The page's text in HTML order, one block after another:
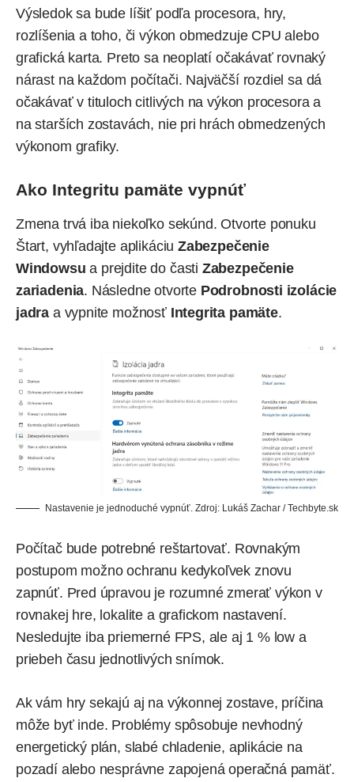
Výsledok sa bude líšiť podľa procesora, hry,
rozlíšenia a toho, či výkon obmedzuje CPU alebo
grafická karta. Preto sa neoplatí očakávať rovnaký
nárast na každom počítači. Najväčší rozdiel sa dá
očakávať v tituloch citlivých na výkon procesora a
na starších zostavách, nie pri hrách obmedzených
výkonom grafiky.
Ako Integritu pamäte vypnúť
Zmena trvá iba niekoľko sekúnd. Otvorte ponuku
Štart, vyhľadajte aplikáciu Zabezpečenie
Windowsu a prejdite do časti Zabezpečenie
zariadenia. Následne otvorte Podrobnosti izolácie
jadra a vypnite možnosť Integrita pamäte.
Nastavenie je jednoduché vypnúť. Zdroj: Lukáš Zachar / Techbyte.sk
Počítač bude potrebné reštartovať. Rovnakým
postupom možno ochranu kedykoľvek znovu
zapnúť. Pred úpravou je rozumné zmerať výkon v
rovnakej hre, lokalite a grafickom nastavení.
Nesledujte iba priemerné FPS, ale aj 1 % low a
priebeh času jednotlivých snímok.
Ak vám hry sekajú aj na výkonnej zostave, príčina
môže byť inde. Problémy spôsobuje nevhodný
energetický plán, slabé chladenie, aplikácie na
pozadí alebo nesprávne zapojená operačná pamäť.